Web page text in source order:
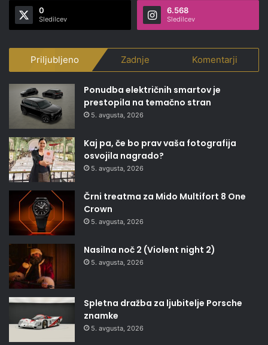
0
Sledilcev
6.568
Sledilcev
Priljubljeno Zadnje Komentarji
Ponudba električnih smartov je
prestopila na temačno stran
5. avgusta, 2026
Kaj pa, če bo prav vaša fotografija
osvojila nagrado?
5. avgusta, 2026
Črni treatma za Mido Multifort 8 One
Crown
5. avgusta, 2026
Nasilna noč 2 (Violent night 2)
5. avgusta, 2026
Spletna dražba za ljubitelje Porsche
znamke
5. avgusta, 2026